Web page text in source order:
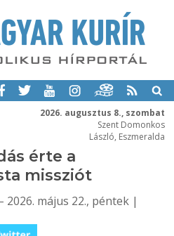
2026. augusztus 8., szombat
Szent Domonkos
László, Eszmeralda
érte a
missziót
2026. május 22., péntek |